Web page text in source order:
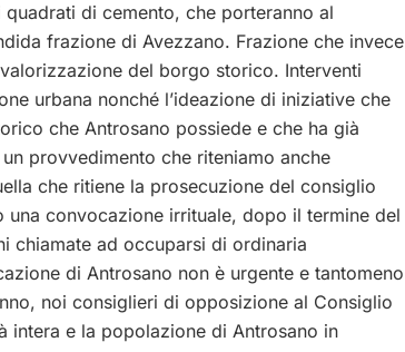
di cemento, che porteranno al
frazione di Avezzano. Frazione che invece
del borgo storico. Interventi
urbana nonché l’ideazione di iniziative che
che Antrosano possiede e che ha già
provvedimento che riteniamo anche
che ritiene la prosecuzione del consiglio
convocazione irrituale, dopo il termine del
chiamate ad occuparsi di ordinaria
di Antrosano non è urgente e tantomeno
noi consiglieri di opposizione al Consiglio
intera e la popolazione di Antrosano in